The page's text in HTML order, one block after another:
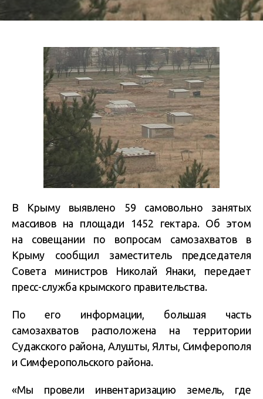
В Крыму выявлено 59 самовольно занятых
массивов на площади 1452 гектара. Об этом
на совещании по вопросам самозахватов в
Крыму сообщил заместитель председателя
Совета министров Николай Янаки, передает
пресс-служба крымского правительства.
По его информации, большая часть
самозахватов расположена на территории
Судакского района, Алушты, Ялты, Симферополя
и Симферопольского района.
«Мы провели инвентаризацию земель, где